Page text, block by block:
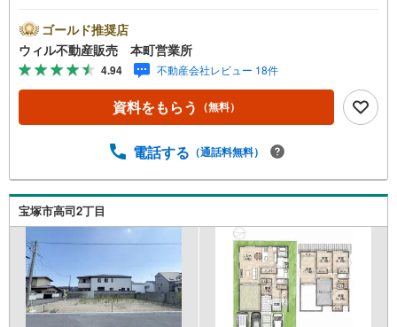
く、戸建住宅はもちろん、二世帯住宅や併用住宅、事業用
地としてもご検討可能です。建物のプランニングや工務
店、ハウスメーカーのご紹介も可能ですのでお気軽にお申
しつけくださいませ。第1種中高層住居専用地域の落ち着い
た住環境でありながら、買物施設・小学校・公共施設が徒
歩圏に揃う利便性も魅力です。駅近・広さ・自由設計とい
ゴールド推奨店
ウィル不動産販売 本町営業所
4.94 不動産会社レビュー 18件
資料をもらう （無料）
電話する （通話料無料）
宝塚市高司2丁目